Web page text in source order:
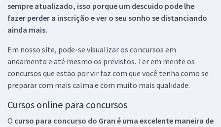
sempre atualizado, isso porque um descuido pode lhe
fazer perder a inscrição e ver o seu sonho se distanciando
ainda mais.
Em nosso site, pode-se visualizar os concursos em
andamento e até mesmo os previstos. Ter em mente os
concursos que estão por vir faz com que você tenha como se
preparar com mais calma e com muito mais qualidade.
Cursos online para concursos
O curso para concurso do Gran é uma excelente maneira de